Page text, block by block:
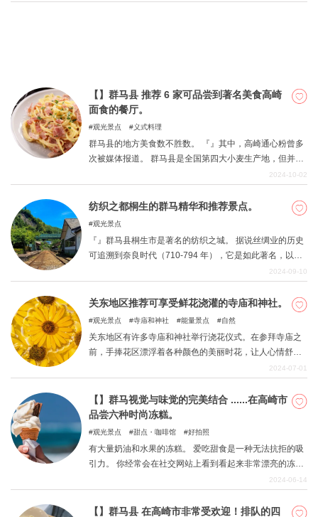
【】群马县 推荐 6 家可品尝到著名美食高崎
面食的餐厅。
观光景点 义式料理
群马县的地方美食数不胜数。 『』其中，高崎通心粉曾多
次被媒体报道。 群马县是全国第四大小麦生产地，但并不
为人所知。 这使得该县的人们对 "小麦菜 "情有独钟。 正是
绍一些品尝高崎面食的最佳地点。
2024-10-02
纺织之都桐生的群马精华和推荐景点。
观光景点
『』群马县桐生市是著名的纺织之城。 据说丝绸业的历史
可追溯到奈良时代（710-794 年），它是如此著名，以至
于在县内外家喻户晓。 纺纱业和生产丝线的养蚕业也很盛
游客，现已成为著名的旅游景点。 桐生还有许多其他必游
之地。 本文概述了桐生的景点和推荐游览地。
2024-09-10
关东地区推荐可享受鲜花浇灌的寺庙和神社。
观光景点 寺庙和神社 能量景点 自然
关东地区有许多寺庙和神社举行浇花仪式。在参拜寺庙之
前，手捧花区漂浮着各种颜色的美丽时花，让人心情舒
畅。有的使用神社或寺庙周围盛开的时令鲜花，不同地方
丽的手浇花的 10 座寺庙和神社。
2024-07-01
【】群马视觉与味觉的完美结合 ......在高崎市
品尝六种时尚冻糕。
观光景点 甜点・咖啡馆 好拍照
有大量奶油和水果的冻糕。 爱吃甜食是一种无法抗拒的吸
引力。 你经常会在社交网站上看到看起来非常漂亮的冻
糕，让人忍不住想吃。 近年来，群马县提供时尚冻糕的店
了冻糕。 本节从视觉和口味两方面总结了最佳推荐。
2024-06-14
【】群马县 在高崎市非常受欢迎！排队的四